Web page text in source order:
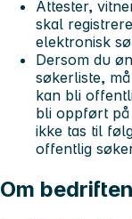
Attester,
skal
elektronisk
Dersom du
søkerliste,
kan bli
bli oppført på
ikke tas til
offentlig
Om bedriften